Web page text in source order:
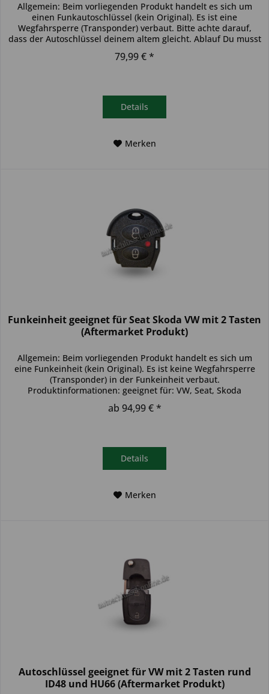
Allgemein: Beim vorliegenden Produkt handelt es sich um
einen Funkautoschlüssel (kein Original). Es ist eine
Wegfahrsperre (Transponder) verbaut. Bitte achte darauf,
dass der Autoschlüssel deinem altem gleicht. Ablauf Du musst
79,99 € *
Details
Merken
Funkeinheit geeignet für Seat Skoda VW mit 2 Tasten
(Aftermarket Produkt)
Allgemein: Beim vorliegenden Produkt handelt es sich um
eine Funkeinheit (kein Original). Es ist keine Wegfahrsperre
(Transponder) in der Funkeinheit verbaut.
Produktinformationen: geeignet für: VW, Seat, Skoda
Produkttyp: einzelne...
ab 94,99 € *
Details
Merken
Autoschlüssel geeignet für VW mit 2 Tasten rund
ID48 und HU66 (Aftermarket Produkt)